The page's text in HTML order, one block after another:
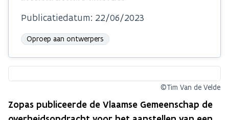
Publicatiedatum: 22/06/2023
Oproep aan ontwerpers
©Tim Van de Velde
Zopas publiceerde de Vlaamse Gemeenschap de